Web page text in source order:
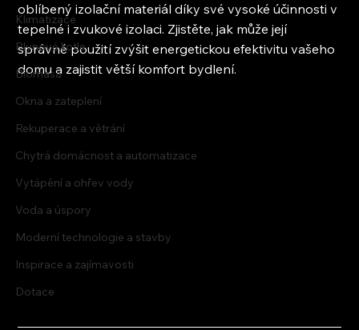
Klimatizace
Plynové kotle
Biomasa
Okna a zateplení
Rekuperace a větrání
Chytrá domácnost a automatizace
Vytápění a ohřev vody
Voda a úspory
Moderní technologie a stavby
Inspirace a zajímavosti
Dotace
oblíbený izolační materiál díky své vysoké účinnosti v
tepelné i zvukové izolaci. Zjistěte, jak může její
správné použití zvýšit energetickou efektivitu vašeho
domu a zajistit větší komfort bydlení.